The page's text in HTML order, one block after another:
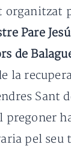
organitzat
Pare
de
la
Sant
pregoner
pel seu